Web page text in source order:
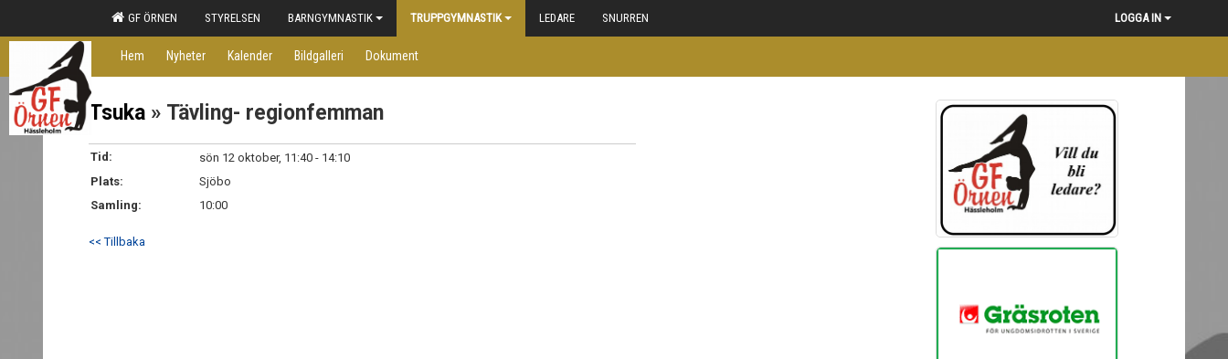
GF ÖRNEN STYRELSEN BARNGYMNASTIK TRUPPGYMNASTIK LEDARE SNURREN LOGGA IN
Hem Nyheter Kalender Bildgalleri Dokument
Tsuka » Tävling- regionfemman
Tid:
sön 12 oktober, 11:40 - 14:10
Plats:
Sjöbo
Samling:
10:00
<< Tillbaka